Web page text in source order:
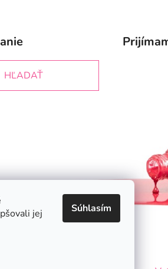
jej
Súhlasím
HĽADAŤ